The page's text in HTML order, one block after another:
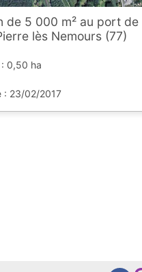
de 5 000 m² au port de
lès Nemours (77)
0,50 ha
: 23/02/2017